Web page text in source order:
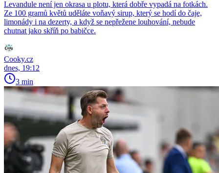
Levandule není jen okrasa u plotu, která dobře vypadá na fotkách.
Ze 100 gramů květů uděláte voňavý sirup, který se hodí do čaje,
limonády i na dezerty, a když se nepřežene louhování, nebude
chutnat jako skříň po babičce.
Cooky.cz
dnes, 19:12
3 min